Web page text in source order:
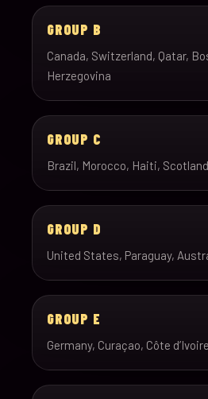
GROUP B
Canada, Switzerland, Qatar,
Herzegovina
GROUP C
Brazil, Morocco, Haiti, Scotland
GROUP D
United States, Paraguay,
GROUP E
Germany, Curaçao, Côte